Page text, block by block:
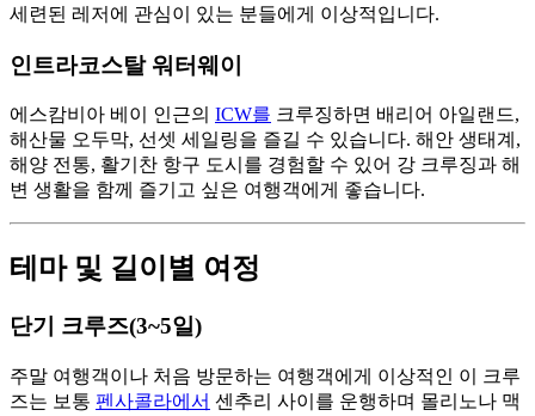
세련된 레저에 관심이 있는 분들에게 이상적입니다.
인트라코스탈 워터웨이
에스캄비아 베이 인근의 ICW를 크루징하면 배리어 아일랜드,
해산물 오두막, 선셋 세일링을 즐길 수 있습니다. 해안 생태계,
해양 전통, 활기찬 항구 도시를 경험할 수 있어 강 크루징과 해
변 생활을 함께 즐기고 싶은 여행객에게 좋습니다.
테마 및 길이별 여정
단기 크루즈(3~5일)
주말 여행객이나 처음 방문하는 여행객에게 이상적인 이 크루
즈는 보통 펜사콜라에서 센추리 사이를 운행하며 몰리노나 맥